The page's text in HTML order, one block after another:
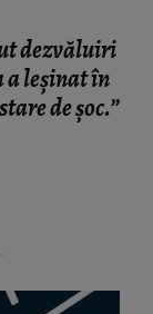
dezvăluiri
a leșinat în
de șoc.”